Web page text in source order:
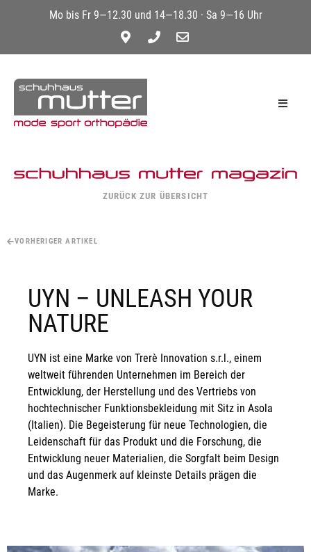
Mo bis Fr 9—12.30 und 14—18.30 · Sa 9—16 Uhr
ZURÜCK ZUR ÜBERSICHT
VORHERIGER ARTIKEL
UYN – UNLEASH YOUR
NATURE
UYN ist eine Marke von Trerè Innovation s.r.l., einem
weltweit führenden Unternehmen im Bereich der
Entwicklung, der Herstellung und des Vertriebs von
hochtechnischer Funktionsbekleidung mit Sitz in Asola
(Italien). Die Begeisterung für neue Technologien, die
Leidenschaft für das Produkt und die Forschung, die
Entwicklung neuer Materialien, die Sorgfalt beim Design
und das Augenmerk auf kleinste Details prägen die
Marke.